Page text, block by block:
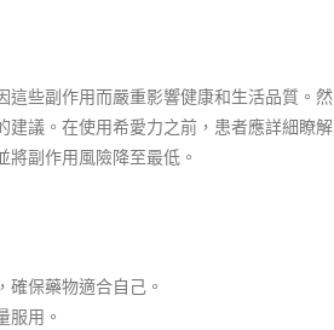
些副作用而嚴重影響健康和生活品質。然
議。在使用希愛力之前，患者應詳細瞭解
副作用風險降至最低。
保藥物適合自己。
服用。